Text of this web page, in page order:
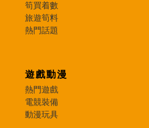
筍買着數
旅遊筍料
熱門話題
遊戲動漫
熱門遊戲
電競裝備
動漫玩具